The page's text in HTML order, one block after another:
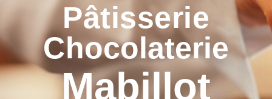
Pâtisserie
Chocolaterie
Mabillot